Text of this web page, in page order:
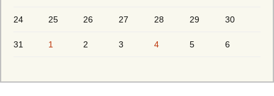
24 25 26 27 28 29 30
31 1 2 3 4 5 6